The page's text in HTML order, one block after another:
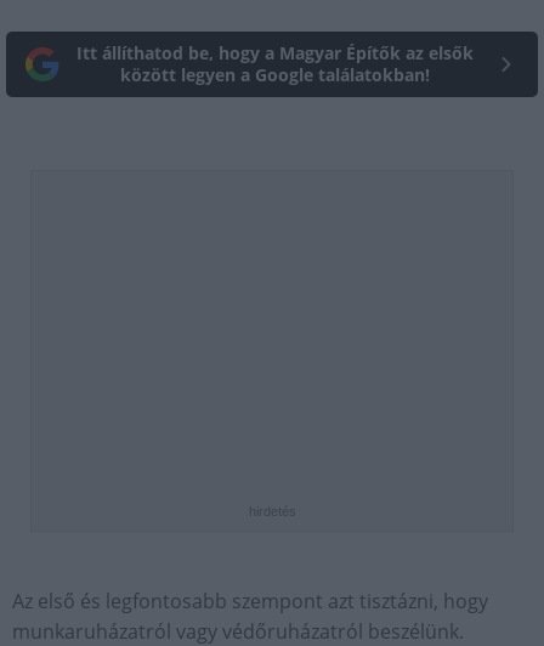
Itt állíthatod be, hogy a Magyar Építők az elsők
között legyen a Google találatokban!
hirdetés
Az első és legfontosabb szempont azt tisztázni, hogy
munkaruházatról vagy védőruházatról beszélünk.